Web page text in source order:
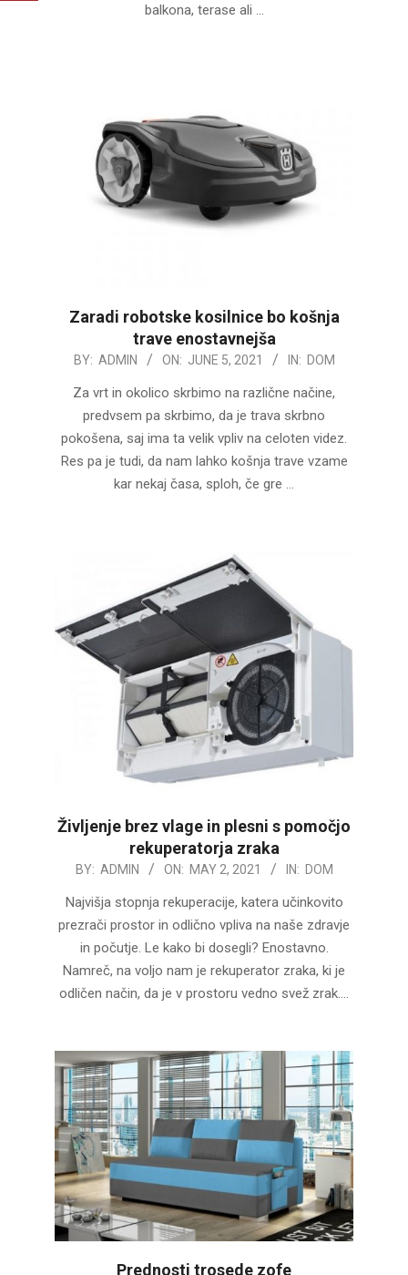
balkona, terase ali …
Zaradi robotske kosilnice bo košnja
trave enostavnejša
2021-
BY: ADMIN ON: JUNE 5, 2021 IN: DOM
Za vrt in okolico skrbimo na različne načine,
predvsem pa skrbimo, da je trava skrbno
pokošena, saj ima ta velik vpliv na celoten videz.
Res pa je tudi, da nam lahko košnja trave vzame
kar nekaj časa, sploh, če gre …
Življenje brez vlage in plesni s pomočjo
rekuperatorja zraka
2021-
BY: ADMIN ON: MAY 2, 2021 IN: DOM
Najvišja stopnja rekuperacije, katera učinkovito
prezrači prostor in odlično vpliva na naše zdravje
in počutje. Le kako bi dosegli? Enostavno.
Namreč, na voljo nam je rekuperator zraka, ki je
odličen način, da je v prostoru vedno svež zrak.…
Prednosti trosede zofe